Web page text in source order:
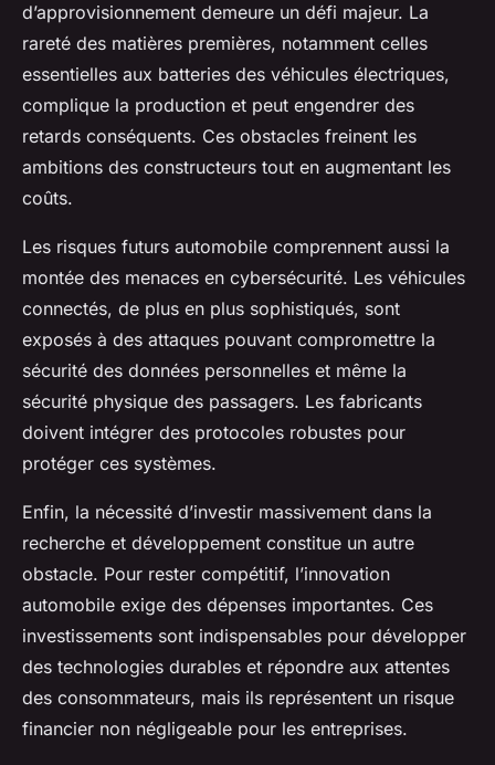
d’approvisionnement demeure un défi majeur. La
rareté des matières premières, notamment celles
essentielles aux batteries des véhicules électriques,
complique la production et peut engendrer des
retards conséquents. Ces obstacles freinent les
ambitions des constructeurs tout en augmentant les
coûts.
Les risques futurs automobile comprennent aussi la
montée des menaces en cybersécurité. Les véhicules
connectés, de plus en plus sophistiqués, sont
exposés à des attaques pouvant compromettre la
sécurité des données personnelles et même la
sécurité physique des passagers. Les fabricants
doivent intégrer des protocoles robustes pour
protéger ces systèmes.
Enfin, la nécessité d’investir massivement dans la
recherche et développement constitue un autre
obstacle. Pour rester compétitif, l’innovation
automobile exige des dépenses importantes. Ces
investissements sont indispensables pour développer
des technologies durables et répondre aux attentes
des consommateurs, mais ils représentent un risque
financier non négligeable pour les entreprises.